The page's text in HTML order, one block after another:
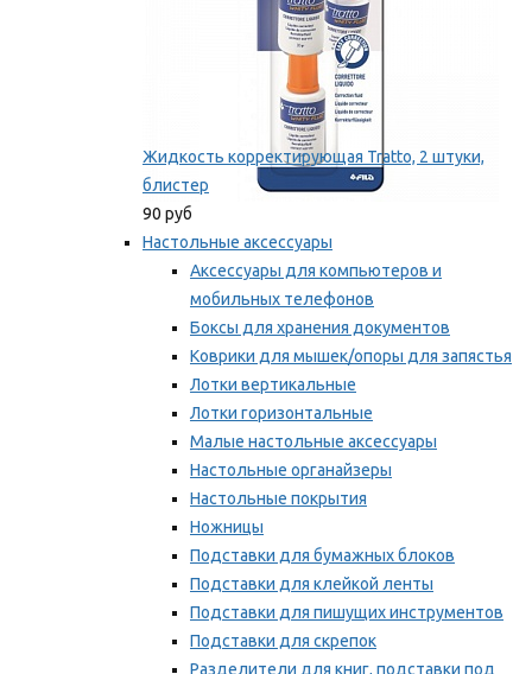
Жидкость корректирующая Tratto, 2 штуки,
блистер
90 руб
Настольные аксессуары
Аксессуары для компьютеров и
мобильных телефонов
Боксы для хранения документов
Коврики для мышек/опоры для запястья
Лотки вертикальные
Лотки горизонтальные
Малые настольные аксессуары
Настольные органайзеры
Настольные покрытия
Ножницы
Подставки для бумажных блоков
Подставки для клейкой ленты
Подставки для пишущих инструментов
Подставки для скрепок
Разделители для книг, подставки под